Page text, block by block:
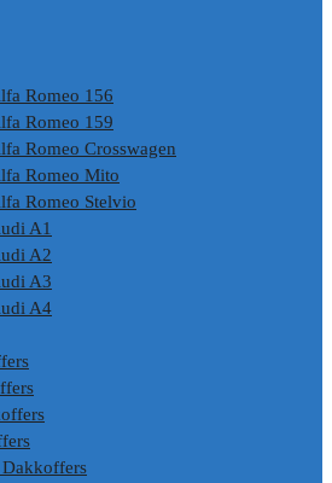
Romeo 156
Romeo 159
Romeo Crosswagen
Romeo Mito
Romeo Stelvio
A1
A2
A3
A4